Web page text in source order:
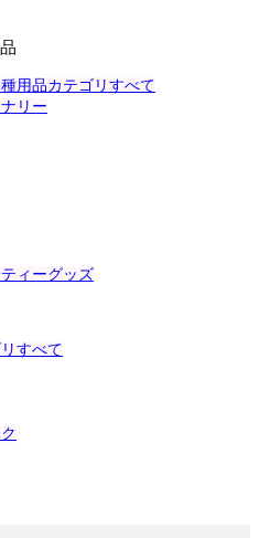
用品カテゴリすべて
リー
ィーグッズ
すべて